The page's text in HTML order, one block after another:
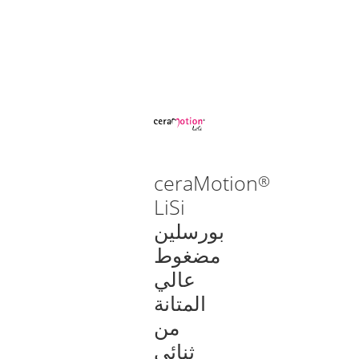
ceraMotion®
LiSi
بورسلين
مضغوط
عالي
المتانة
من
ثنائي